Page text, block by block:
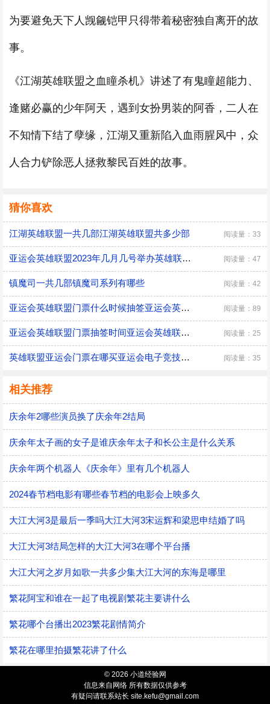
为要避免天下人觊觎铠甲只得带着秘密独自离开的故
事。
《江湖英雄联盟之血瞳杀机》讲述了有鬼瞳超能力、
逢赌必赢的少年阿天，遇到女扮男装的阿香，二人在
不知情下结了孽缘，江湖又重新陷入血雨腥风中，众
人合力铲除恶人拯救黎民百姓的故事。
猜你喜欢
江湖英雄联盟一共几部江湖英雄联盟共多少部 阅读量：33
亚运会英雄联盟2023年几月几号举办英雄联盟亚运会门票怎么买 阅读量：47
镇魔司一共几部镇魔司系列有哪些 阅读量：42
亚运会英雄联盟门票什么时候抽签亚运会英雄联盟门票购买流程 阅读量：89
亚运会英雄联盟门票抽签时间亚运会英雄联盟门票购买流程 阅读量：25
英雄联盟亚运会门票在哪买亚运会电子竞技项目售票规则 阅读量：35
相关推荐
庆余年2哪些演员换了庆余年2结局
庆余年太子画的女子是谁庆余年太子和长公主是什么关系
庆余年两个机器人《庆余年》里有几个机器人
2024春节档电影有哪些春节档的电影会上映多久
大江大河3是最后一季吗大江大河3宋运辉和梁思申结婚了吗
大江大河3结局怎样的大江大河3在哪个平台播
大江大河之岁月如歌一共多少集大江大河的东海是哪里
繁花阿宝和谁在一起了电视剧繁花主要讲什么
繁花哪个台播出2023繁花剧情简介
繁花在哪里拍摄繁花讲了什么
© 2026 小道经验网
信息来自网络 所有数据仅供参考
有疑问请联系站长 site.kefu@gmail.com